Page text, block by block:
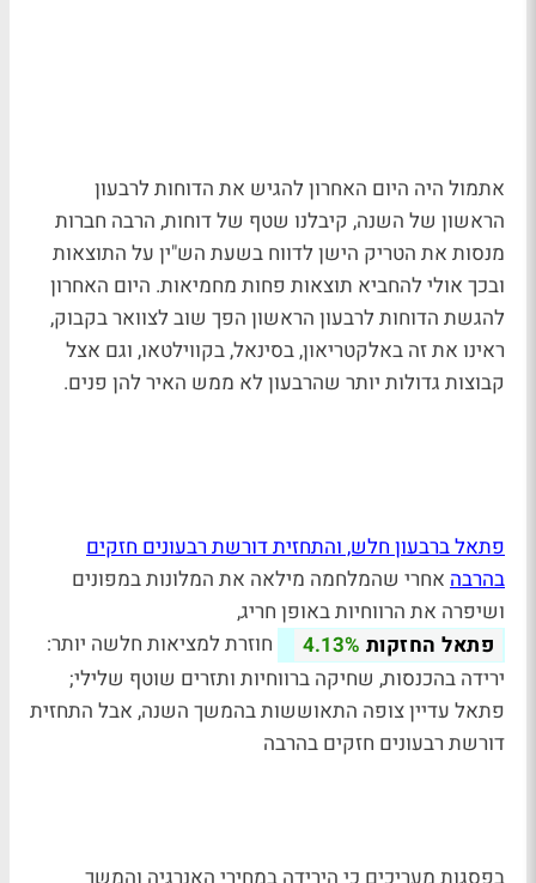
אתמול היה היום האחרון להגיש את הדוחות לרבעון
הראשון של השנה, קיבלנו שטף של דוחות, הרבה חברות
מנסות את הטריק הישן לדווח בשעת הש"ין על התוצאות
ובכך אולי להחביא תוצאות פחות מחמיאות. היום האחרון
להגשת הדוחות לרבעון הראשון הפך שוב לצוואר בקבוק,
ראינו את זה באלקטריאון, בסינאל, בקווילטאו, וגם אצל
קבוצות גדולות יותר שהרבעון לא ממש האיר להן פנים.
פתאל ברבעון חלש, והתחזית דורשת רבעונים חזקים
בהרבה אחרי שהמלחמה מילאה את המלונות במפונים
ושיפרה את הרווחיות באופן חריג,
פתאל החזקות 4.13%
חוזרת למציאות חלשה יותר:
ירידה בהכנסות, שחיקה ברווחיות ותזרים שוטף שלילי;
פתאל עדיין צופה התאוששות בהמשך השנה, אבל התחזית
דורשת רבעונים חזקים בהרבה